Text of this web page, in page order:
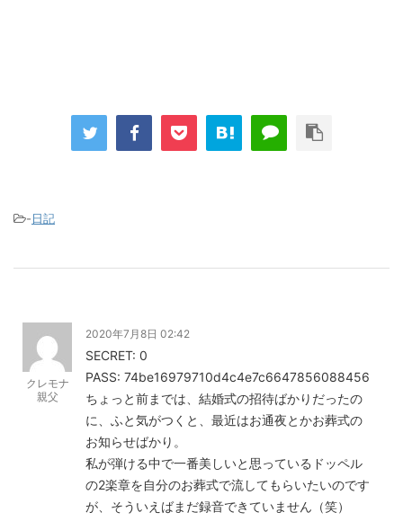
-日記
クレモナ
親父
2020年7月8日 02:42
SECRET: 0
PASS: 74be16979710d4c4e7c6647856088456
ちょっと前までは、結婚式の招待ばかりだったの
に、ふと気がつくと、最近はお通夜とかお葬式の
お知らせばかり。
私が弾ける中で一番美しいと思っているドッペル
の2楽章を自分のお葬式で流してもらいたいのです
が、そういえばまだ録音できていません（笑）